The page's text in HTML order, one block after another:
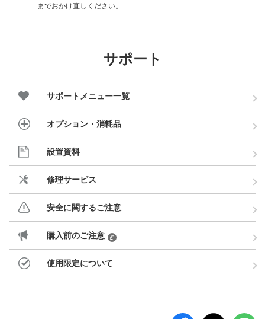
までおかけ直しください。
サポート
サポートメニュー一覧
オプション・消耗品
設置資料
修理サービス
安全に関するご注意
購入前のご注意
使用限定について